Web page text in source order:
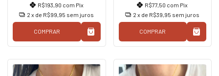
R$193,90 com Pix
2 x de R$99,95 sem juros
COMPRAR
R$77,50 com Pix
2 x de R$39,95 sem juros
COMPRAR